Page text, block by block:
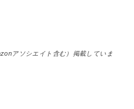
アソシエイト含む）掲載していま